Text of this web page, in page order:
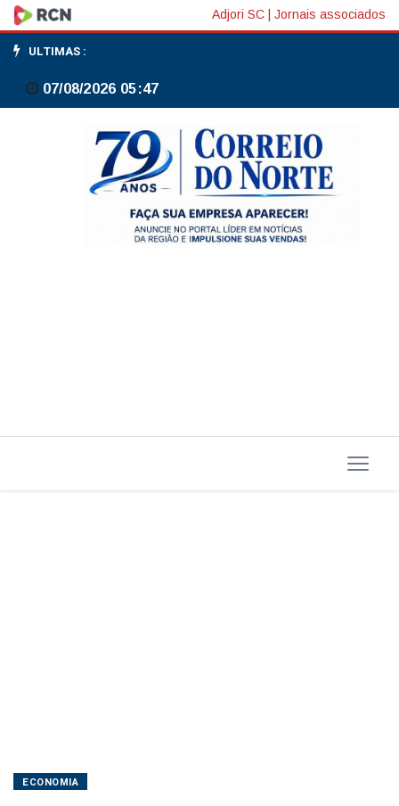
Líder
da
oposição
defende
adiamento
empresas
Adjori SC Jornais associados
ULTIMAS :
07/08/2026 05:47
ECONOMIA